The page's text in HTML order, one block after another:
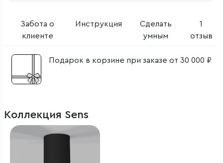
Забота о
клиенте
Инструкция
Сделать
умным
1
отзыв
Подарок в корзине при заказе от 30 000 ₽
Коллекция Sens